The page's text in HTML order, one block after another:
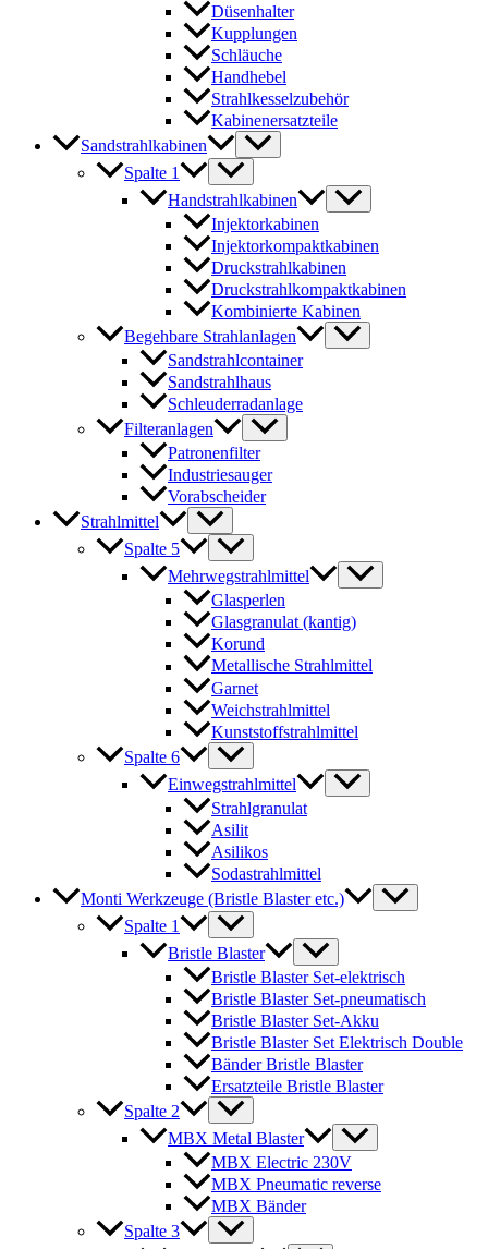
Düsenhalter
Kupplungen
Schläuche
Handhebel
Strahlkesselzubehör
Kabinenersatzteile
Sandstrahlkabinen
Spalte 1
Handstrahlkabinen
Injektorkabinen
Injektorkompaktkabinen
Druckstrahlkabinen
Druckstrahlkompaktkabinen
Kombinierte Kabinen
Begehbare Strahlanlagen
Sandstrahlcontainer
Sandstrahlhaus
Schleuderradanlage
Filteranlagen
Patronenfilter
Industriesauger
Vorabscheider
Strahlmittel
Spalte 5
Mehrwegstrahlmittel
Glasperlen
Glasgranulat (kantig)
Korund
Metallische Strahlmittel
Garnet
Weichstrahlmittel
Kunststoffstrahlmittel
Spalte 6
Einwegstrahlmittel
Strahlgranulat
Asilit
Asilikos
Sodastrahlmittel
Monti Werkzeuge (Bristle Blaster etc.)
Spalte 1
Bristle Blaster
Bristle Blaster Set-elektrisch
Bristle Blaster Set-pneumatisch
Bristle Blaster Set-Akku
Bristle Blaster Set Elektrisch Double
Bänder Bristle Blaster
Ersatzteile Bristle Blaster
Spalte 2
MBX Metal Blaster
MBX Electric 230V
MBX Pneumatic reverse
MBX Bänder
Spalte 3